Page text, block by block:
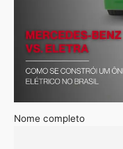
Nome completo